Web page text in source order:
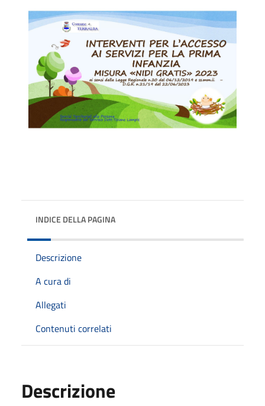
INDICE DELLA PAGINA
Descrizione
A cura di
Allegati
Contenuti correlati
Descrizione